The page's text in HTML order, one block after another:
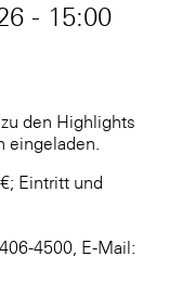
- 15:00
den Highlights
eingeladen.
Eintritt und
4500, E-Mail: